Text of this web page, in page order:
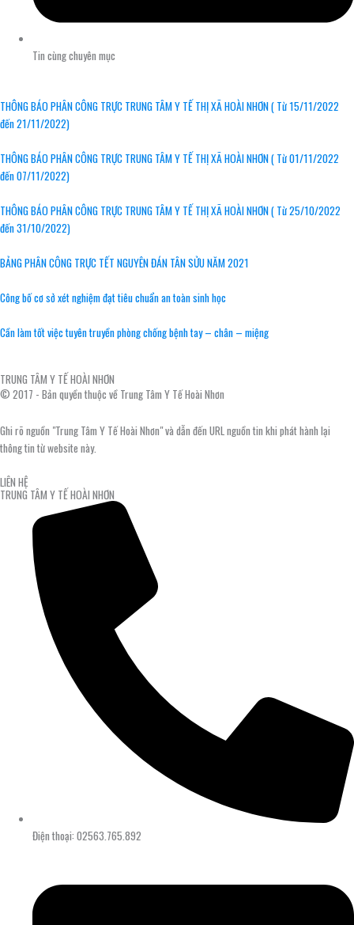
Tin cùng chuyên mục
THÔNG BÁO PHÂN CÔNG TRỰC TRUNG TÂM Y TẾ THỊ XÃ HOÀI NHƠN ( Từ 15/11/2022
đến 21/11/2022)
THÔNG BÁO PHÂN CÔNG TRỰC TRUNG TÂM Y TẾ THỊ XÃ HOÀI NHƠN ( Từ 01/11/2022
đến 07/11/2022)
THÔNG BÁO PHÂN CÔNG TRỰC TRUNG TÂM Y TẾ THỊ XÃ HOÀI NHƠN ( Từ 25/10/2022
đến 31/10/2022)
BẢNG PHÂN CÔNG TRỰC TẾT NGUYÊN ĐÁN TÂN SỬU NĂM 2021
Công bố cơ sở xét nghiệm đạt tiêu chuẩn an toàn sinh học
Cần làm tốt việc tuyên truyền phòng chống bệnh tay – chân – miệng
TRUNG TÂM Y TẾ HOÀI NHƠN
© 2017 - Bản quyền thuộc về Trung Tâm Y Tế Hoài Nhơn
Ghi rõ nguồn "Trung Tâm Y Tế Hoài Nhơn" và dẫn đến URL nguồn tin khi phát hành lại
thông tin từ website này.
LIÊN HỆ
TRUNG TÂM Y TẾ HOÀI NHƠN
Điện thoại: 02563.765.892